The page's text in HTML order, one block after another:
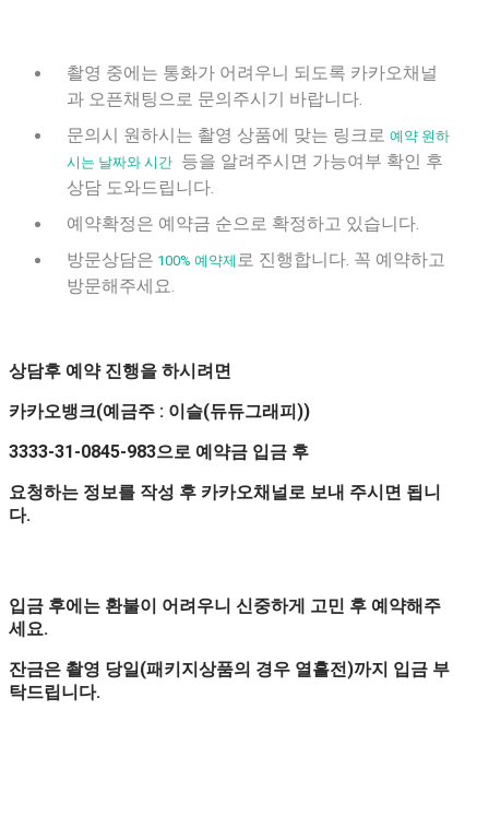
촬영 중에는 통화가 어려우니 되도록 카카오채널
과 오픈채팅으로 문의주시기 바랍니다.
문의시 원하시는 촬영 상품에 맞는 링크로 예약 원하
시는 날짜와 시간 등을 알려주시면 가능여부 확인 후
상담 도와드립니다.
예약확정은 예약금 순으로 확정하고 있습니다.
방문상담은 100% 예약제 로 진행합니다. 꼭 예약하고
방문해주세요.
상담후 예약 진행을 하시려면
카카오뱅크(예금주 : 이슬(듀듀그래피))
3333-31-0845-983으로 예약금 입금 후
요청하는 정보를 작성 후 카카오채널로 보내 주시면 됩니
다.
입금 후에는 환불이 어려우니 신중하게 고민 후 예약해주
세요.
잔금은 촬영 당일(패키지상품의 경우 열흘전)까지 입금 부
탁드립니다.